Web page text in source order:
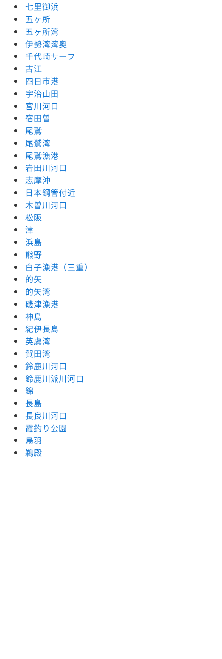
七里御浜
五ヶ所
五ヶ所湾
伊勢湾湾奥
千代崎サーフ
古江
四日市港
宇治山田
宮川河口
宿田曽
尾鷲
尾鷲湾
尾鷲漁港
岩田川河口
志摩沖
日本鋼管付近
木曽川河口
松阪
津
浜島
熊野
白子漁港（三重）
的矢
的矢湾
磯津漁港
神島
紀伊長島
英虞湾
賀田湾
鈴鹿川河口
鈴鹿川派川河口
錦
長島
長良川河口
霞釣り公園
鳥羽
鵜殿